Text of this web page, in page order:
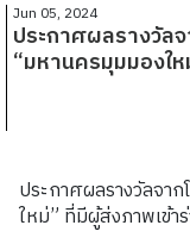
Jun 05, 2024
ประกาศผลรางวัล
“มหานครมุมมองใ
ประกาศผลรางวัลจา
ใหม่” ที่มีผู้ส่งภาพเข้